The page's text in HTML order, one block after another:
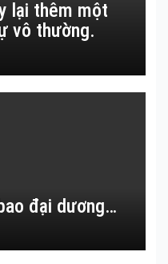
lại thêm một
vô thường.
đại dương…